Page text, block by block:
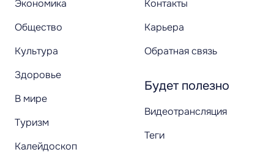
Экономика
Общество
Культура
Здоровье
В мире
Туризм
Калейдоскоп
Контакты
Карьера
Обратная связь
Будет полезно
Видеотрансляция
Теги